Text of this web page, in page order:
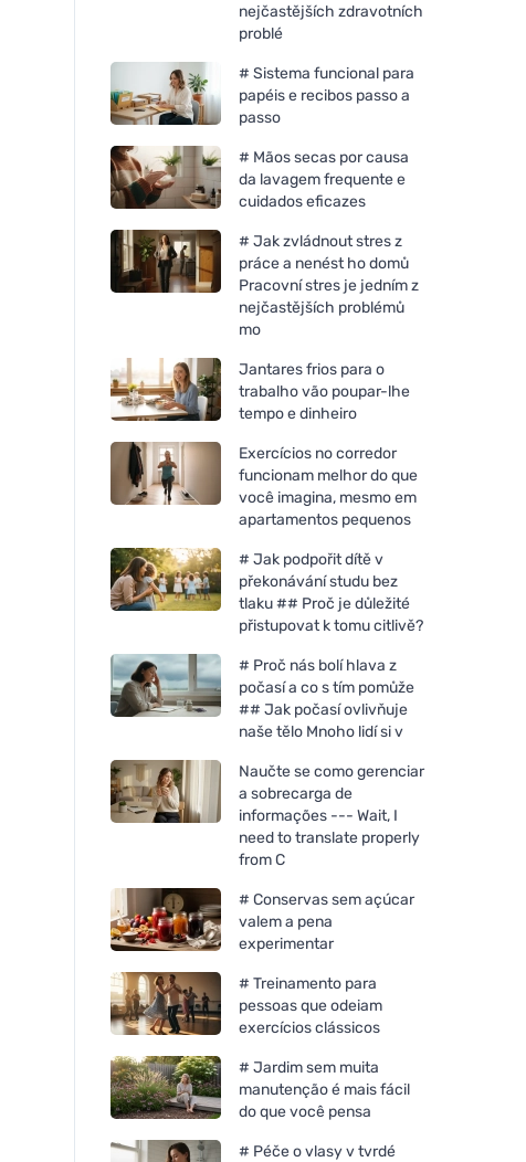
nejčastějších zdravotních
problé
# Sistema funcional para
papéis e recibos passo a
passo
# Mãos secas por causa
da lavagem frequente e
cuidados eficazes
# Jak zvládnout stres z
práce a nenést ho domů
Pracovní stres je jedním z
nejčastějších problémů
mo
Jantares frios para o
trabalho vão poupar-lhe
tempo e dinheiro
Exercícios no corredor
funcionam melhor do que
você imagina, mesmo em
apartamentos pequenos
# Jak podpořit dítě v
překonávání studu bez
tlaku ## Proč je důležité
přistupovat k tomu citlivě?
# Proč nás bolí hlava z
počasí a co s tím pomůže
## Jak počasí ovlivňuje
naše tělo Mnoho lidí si v
Naučte se como gerenciar
a sobrecarga de
informações --- Wait, I
need to translate properly
from C
# Conservas sem açúcar
valem a pena
experimentar
# Treinamento para
pessoas que odeiam
exercícios clássicos
# Jardim sem muita
manutenção é mais fácil
do que você pensa
# Péče o vlasy v tvrdé